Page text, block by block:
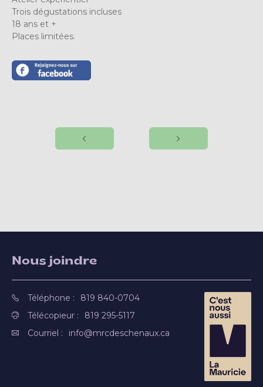
Trois dégustations incluses
18 ans et +
Places limitées.
Nous joindre
Téléphone :
819 840-0704
Télécopieur :
819 295-5117
Courriel :
info@mrcdeschenaux.ca